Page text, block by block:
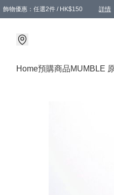
飾物優惠：任選2件 / HK$150 詳情
Home預購商品MUMBLE